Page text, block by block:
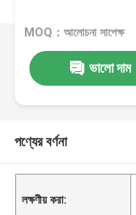
MOQ：আলোচনা সাপেক্ষ
ভালো দাম
পণ্যের বর্ণনা
লক্ষণীয় করা: